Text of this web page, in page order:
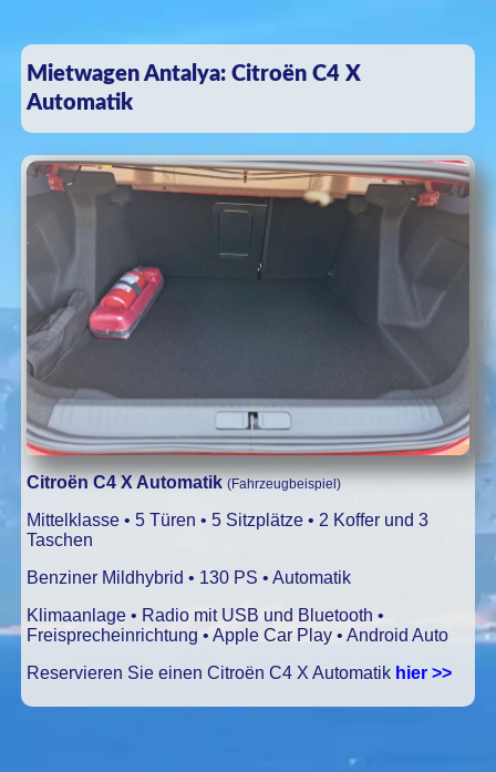
Mietwagen Antalya: Citroën C4 X
Automatik
Citroën C4 X Automatik (Fahrzeugbeispiel)
Mittelklasse • 5 Türen • 5 Sitzplätze • 2 Koffer und 3
Taschen
Benziner Mildhybrid • 130 PS • Automatik
Klimaanlage • Radio mit USB und Bluetooth •
Freisprecheinrichtung • Apple Car Play • Android Auto
Reservieren Sie einen Citroën C4 X Automatik hier >>